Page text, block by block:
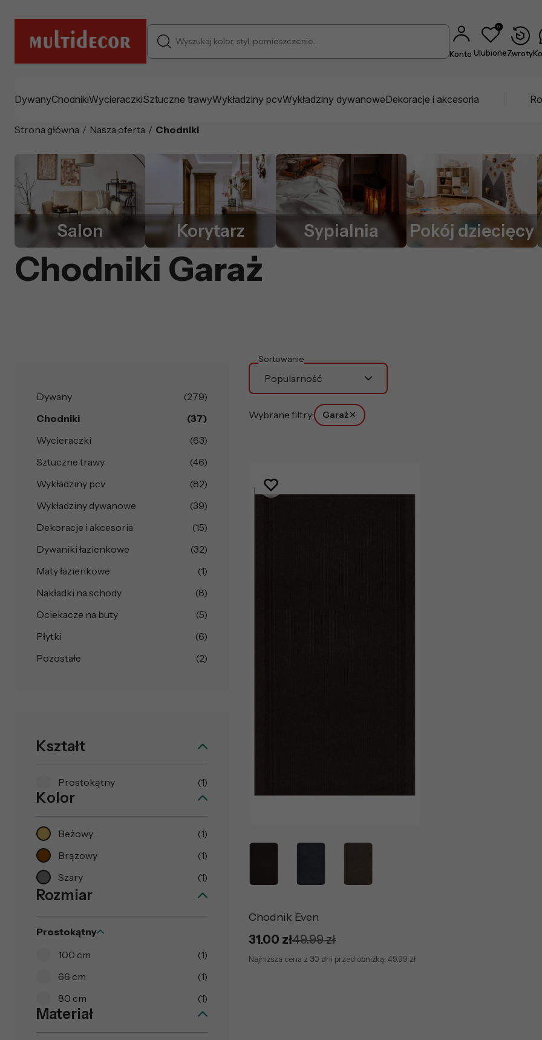
Wyszukaj kolor, styl, pomieszczenie... Konto
0
UlubioneZwroty
DywanyChodnikiWycieraczkiSztuczne trawyWykładziny pcvWykładziny dywanoweDekoracje i akcesoria
Strona główna / Nasza oferta / Chodniki
Salon Korytarz Sypialnia Pokój dziecięcy
Chodniki Garaż
Dywany
(279)
Chodniki
(37)
Wycieraczki
(63)
Sztuczne trawy
(46)
Wykładziny pcv
(82)
Wykładziny dywanowe
(39)
Dekoracje i akcesoria
(15)
Dywaniki łazienkowe
(32)
Maty łazienkowe
(1)
Nakładki na schody
(8)
Ociekacze na buty
(5)
Płytki
(6)
Pozostałe
(2)
Kształt
Prostokątny (1)
Kolor
Beżowy
(1)
Brązowy
(1)
Szary
(1)
Rozmiar
Prostokątny
100 cm
(1)
66 cm
(1)
80 cm
(1)
Materiał
Sortowanie
Popularność
Wybrane filtry: Garaż
Chodnik Even
31.00 zł49.99 zł
Najniższa cena z 30 dni przed obniżką: 49.99 zł